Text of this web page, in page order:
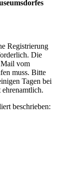
Registrierung
Die
Mail vom
muss. Bitte
Tagen bei
beschrieben: